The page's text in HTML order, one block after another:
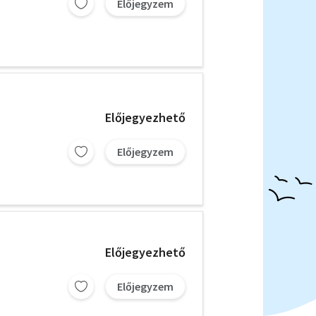
Előjegyzem
Előjegyezhető
Előjegyzem
Előjegyezhető
Előjegyzem